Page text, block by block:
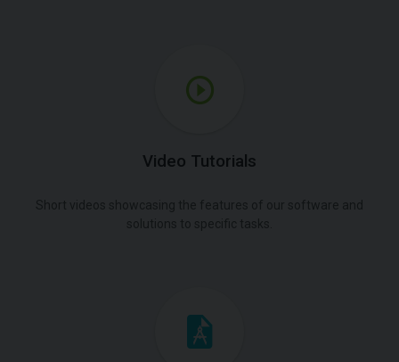
Video Tutorials